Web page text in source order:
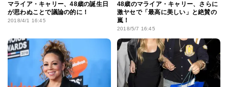
マライア・キャリー、48歳の誕生日
が思わぬことで議論の的に！
2018/4/1 16:45
48歳のマライア・キャリー、さらに
激ヤセで「最高に美しい」と絶賛の
嵐！
2018/5/7 16:45